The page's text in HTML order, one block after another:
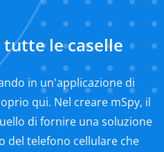
le caselle
in un'applicazione di
qui. Nel creare mSpy, il
di fornire una soluzione
del telefono cellulare che